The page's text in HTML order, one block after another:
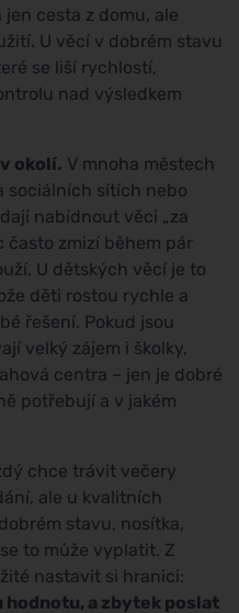
cesta z domu, ale
U věcí v dobrém stavu
se liší rychlostí,
nad výsledkem
okolí. V mnoha městech
sítích nebo
nabídnout věci „za
často zmizí během pár
U dětských věcí je to
děti rostou rychle a
řešení. Pokud jsou
velký zájem i školky,
centra – jen je dobré
potřebují a v jakém
chce trávit večery
ale u kvalitních
stavu, nosítka,
to může vyplatit. Z
nastavit si hranici:
hodnotu, a zbytek poslat